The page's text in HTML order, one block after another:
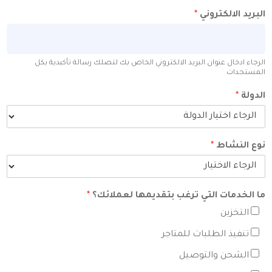
*
البريد الالكتروني الخاص بك لتصلك رسالة تأكيدية بكل
ترغب بتقديمها لعملائك؟*
للمتاجر